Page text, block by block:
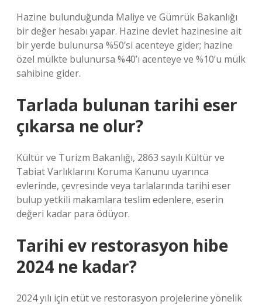
Hazine bulunduğunda Maliye ve Gümrük Bakanlığı
bir değer hesabı yapar. Hazine devlet hazinesine ait
bir yerde bulunursa %50’si acenteye gider; hazine
özel mülkte bulunursa %40’ı acenteye ve %10’u mülk
sahibine gider.
Tarlada bulunan tarihi eser
çıkarsa ne olur?
Kültür ve Turizm Bakanlığı, 2863 sayılı Kültür ve
Tabiat Varlıklarını Koruma Kanunu uyarınca
evlerinde, çevresinde veya tarlalarında tarihi eser
bulup yetkili makamlara teslim edenlere, eserin
değeri kadar para ödüyor.
Tarihi ev restorasyon hibe
2024 ne kadar?
2024 yılı için etüt ve restorasyon projelerine yönelik